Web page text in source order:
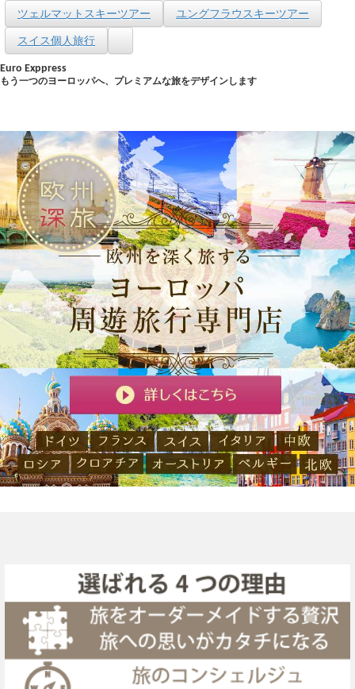
ツェルマットスキーツアー
ユングフラウスキーツアー
スイス個人旅行
Euro Exppress
もう一つのヨーロッパへ、プレミアムな旅をデザインします